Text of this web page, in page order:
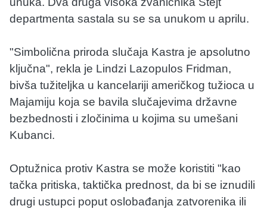
departmenta sastala su se sa unukom u aprilu.
"Simbolična priroda slučaja Kastra je apsolutno
ključna", rekla je Lindzi Lazopulos Fridman,
bivša tužiteljka u kancelariji američkog tužioca u
Majamiju koja se bavila slučajevima državne
bezbednosti i zločinima u kojima su umešani
Kubanci.
Optužnica protiv Kastra se može koristiti "kao
tačka pritiska, taktička prednost, da bi se iznudili
drugi ustupci poput oslobađanja zatvorenika ili